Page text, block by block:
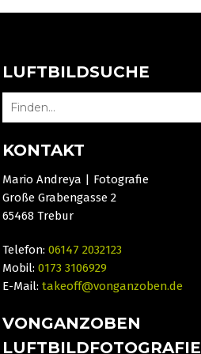
LUFTBILDSUCHE
FOR:
KONTAKT
Mario Andreya | Fotografie
Große Grabengasse 2
65468 Trebur
Telefon:06147 2032123
Mobil:0173 3106929
E-Mail:takeoff@vonganzoben.de
VONGANZOBEN
LUFTBILDFOTOGRAFIE